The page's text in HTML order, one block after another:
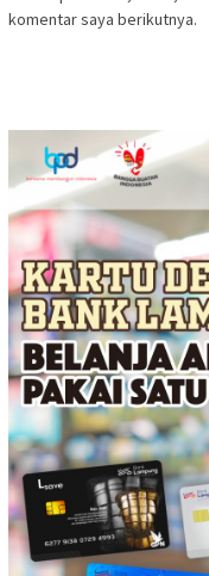
komentar saya berikutnya.